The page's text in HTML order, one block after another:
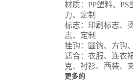
材质：PP塑料、
力、定制
标志：印刷标志、
志、定制
挂钩：圆钩、方钩
适合：衣服、连衣
克、衬衫、西装、
更多的